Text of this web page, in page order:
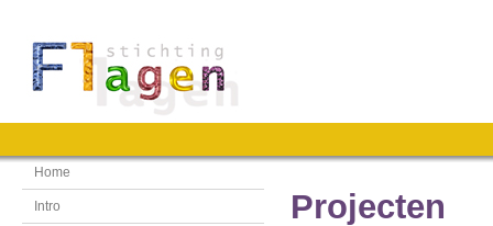
Home
Intro Projecten